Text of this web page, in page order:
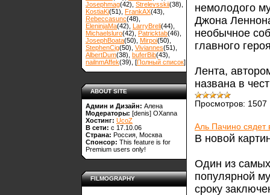
Josephmag(42) Strelevsskii(38)
KostiaKi(51) FrankAX(43)
Rebeccasunc(48)
EleninjaMa(42) LarryBreli(44)
Michaelsluro(42) Patricktab(46)
JosephBoata(50) Mirpoi(50)
StephenCig(50) Viviannes(51)
AlbertDum(38) buferBib(43)
nailnmAffek(39) , [Полный список
ABOUT SITE
Админ и Дизайн: Алена
Модераторы: [denis] OXanna
Хостинг: UcoZ
В сети: с 17.10.06
Страна: Россия, Москва
Спонсор: This feature is for
Premium users only!
FILMOGRAPHY
немолодого
Джона
необычное
главного
Лента,
названа в
Просмотров: 1507
Аль Пачино сядет
В новой
Один из
популярной
сроку